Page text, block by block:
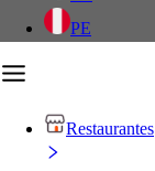
PE
Restaurantes